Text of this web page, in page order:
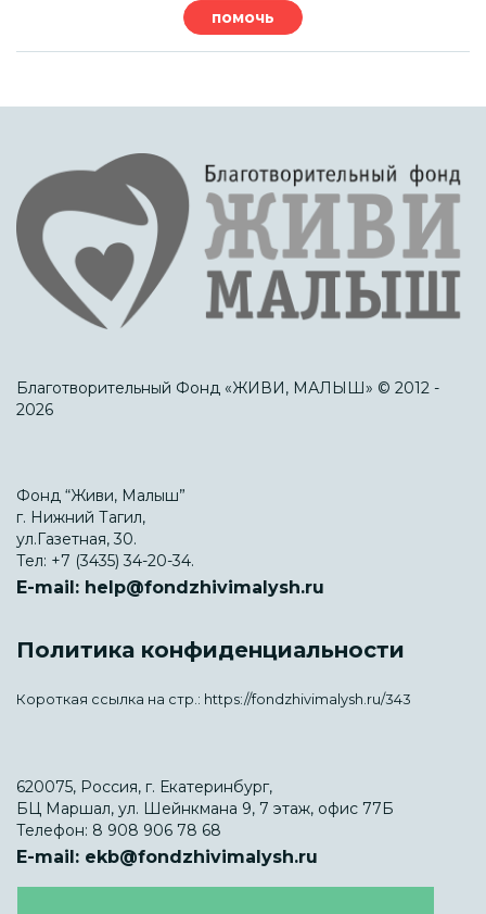
помочь
Благотворительный Фонд «ЖИВИ, МАЛЫШ» © 2012 -
2026
Фонд “Живи, Малыш”
г. Нижний Тагил,
ул.Газетная, 30.
Тел: +7 (3435) 34-20-34.
E-mail: help@fondzhivimalysh.ru
Политика конфиденциальности
Короткая ссылка на стр.: https://fondzhivimalysh.ru/343
620075, Россия, г. Екатеринбург,
БЦ Маршал, ул. Шейнкмана 9, 7 этаж, офис 77Б
Телефон: 8 908 906 78 68
E-mail: ekb@fondzhivimalysh.ru